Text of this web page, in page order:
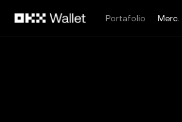
Portafolio
Merc.